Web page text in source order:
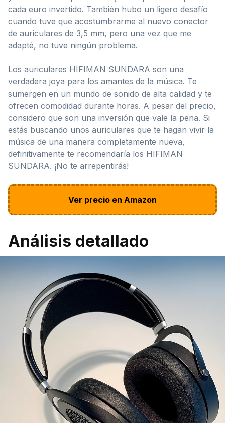
cada euro invertido. También hubo un ligero desafío
cuando tuve que acostumbrarme al nuevo conector
de auriculares de 3,5 mm, pero una vez que me
adapté, no tuve ningún problema.
Los auriculares HIFIMAN SUNDARA son una
verdadera joya para los amantes de la música. Te
sumergen en un mundo de sonido de alta calidad y te
ofrecen comodidad durante horas. A pesar del precio,
considero que son una inversión que vale la pena. Si
estás buscando unos auriculares que te hagan vivir la
música de una manera completamente nueva,
definitivamente te recomendaría los HIFIMAN
SUNDARA. ¡No te arrepentirás!
Ver precio en Amazon
Análisis detallado